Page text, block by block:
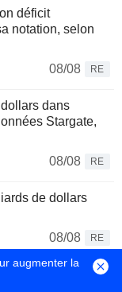
déficit
notation, selon
08/08
RE
dans
Stargate,
08/08
RE
de dollars
08/08
RE
pour
augmenter la